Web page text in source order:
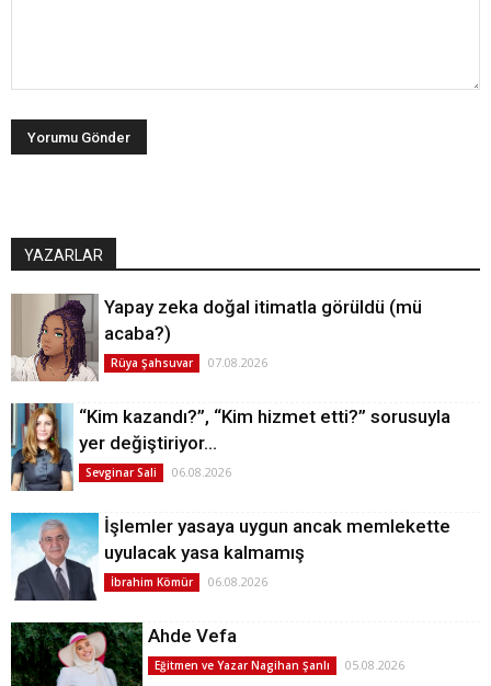
YAZARLAR
Yapay zeka doğal itimatla görüldü (mü
acaba?)
Rüya Şahsuvar 07.08.2026
“Kim kazandı?”, “Kim hizmet etti?” sorusuyla
yer değiştiriyor…
Sevginar Sali 06.08.2026
İşlemler yasaya uygun ancak memlekette
uyulacak yasa kalmamış
İbrahim Kömür 06.08.2026
Ahde Vefa
Eğitmen ve Yazar Nagihan Şanlı 05.08.2026